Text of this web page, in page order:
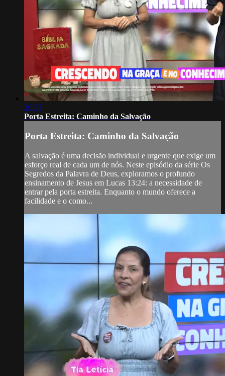
20:57
Porta Estreita: Caminho da Salvação
Porta Estreita: Caminho da Salvação
A salvação é uma decisão individual e urgente que exige um
esforço real de cada um de nós. Neste episódio da série Os
Segredos da Palavra de Deus, exploramos o profundo
ensinamento de Jesus em Lucas 13:24: a necessidade de
entrar pela porta estreita. Enquanto o mundo oferece a
facilidade e o como...